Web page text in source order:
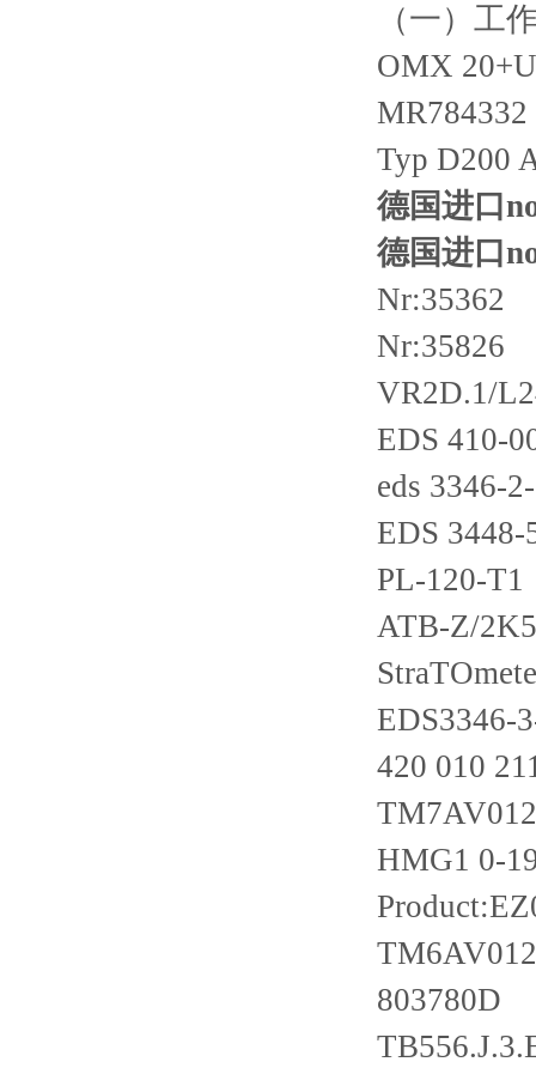
（一）工
OMX
MR784332
Typ D200
德国进口
德国进口
Nr:35362
Nr:35826
VR2D.1/
EDS 410-
eds 3346-
EDS 3448-
PL-120-T1
ATB-Z/
EDS3346-
420 010
HMG1 0-
803780D